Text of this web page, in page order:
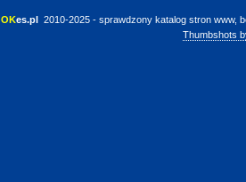
OKes.pl 2010-2025 - sprawdzony katalog stron www,
Thumbshots